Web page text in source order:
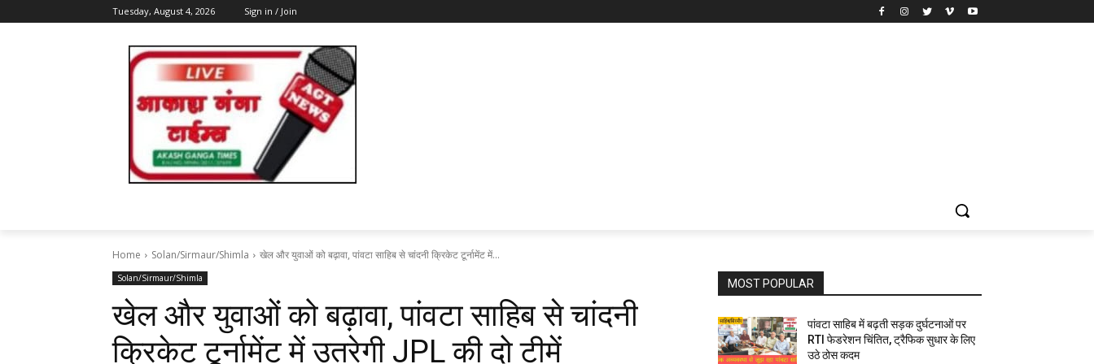
Tuesday, August 4, 2026 Sign in / Join
Home Solan/Sirmaur/Shimla खेल और युवाओं को बढ़ावा, पांवटा साहिब से चांदनी क्रिकेट टूर्नामेंट में...
Solan/Sirmaur/Shimla
खेल और युवाओं को बढ़ावा, पांवटा साहिब से चांदनी
क्रिकेट टूर्नामेंट में उतरेगी JPL की दो टीमें
MOST POPULAR
पांवटा साहिब में बढ़ती सड़क दुर्घटनाओं पर
RTI फेडरेशन चिंतित, ट्रैफिक सुधार के लिए
उठे ठोस कदम